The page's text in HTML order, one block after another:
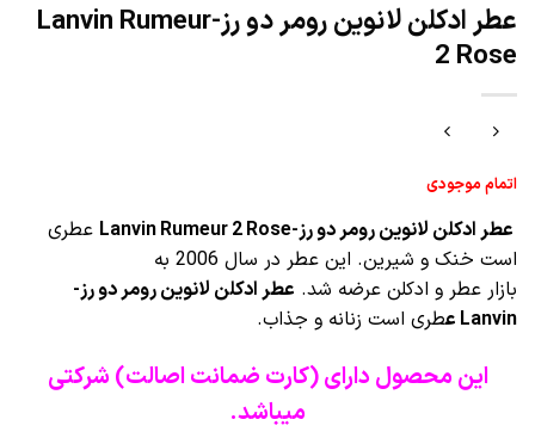
عطر ادکلن لانوین رومر دو رز-Lanvin Rumeur
2 Rose
اتمام موجودی
عطر ادکلن لانوین رومر دو رز-Lanvin Rumeur 2 Rose
عطری
است خنک و شیرین. این عطر در سال 2006 به
بازار عطر و ادکلن عرضه شد. عطر ادکلن لانوین رومر دو رز-
Lanvin ع طری است زنانه و جذاب.
این محصول دارای (کارت ضمانت اصالت) شرکتی
میباشد.